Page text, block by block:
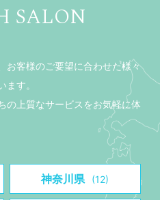
SALON
お客様のご要望に合わせた様々
す。
の上質なサービスをお気軽に体
神奈川県 (12)